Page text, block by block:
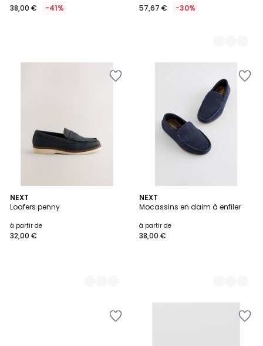
38,00 € -41% 57,67 € -30%
NEXT
Loafers penny
à partir de
32,00 €
3
Couleurs
NEXT
Mocassins en daim à enfiler
à partir de
38,00 €
4
Couleurs